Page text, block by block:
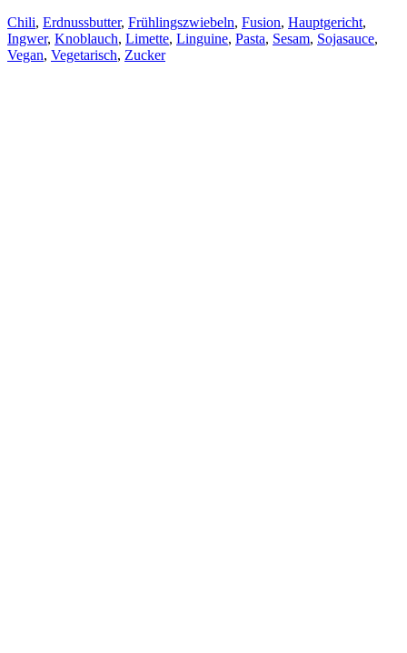
Chili, Erdnussbutter, Frühlingszwiebeln, Fusion, Hauptgericht,
Ingwer, Knoblauch, Limette, Linguine, Pasta, Sesam, Sojasauce,
Vegan, Vegetarisch, Zucker